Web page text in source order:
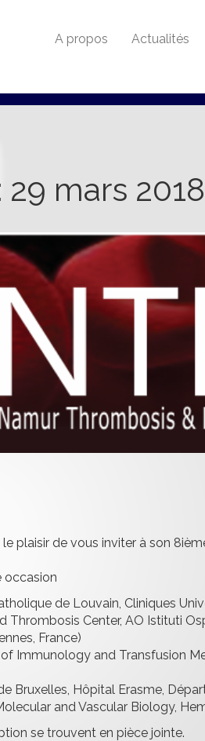
A propos Actualités
mars 2018
plaisir de vous inviter à son
occasion
de Louvain, Cliniques
Thrombosis Center, AO Istituti
France)
Immunology and Transfusion
Bruxelles, Hôpital Erasme,
and Vascular Biology,
se trouvent en pièce jointe.